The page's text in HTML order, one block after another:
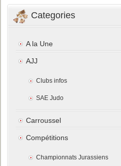
Categories
A la Une
AJJ
Clubs infos
SAE Judo
Carroussel
Compétitions
Championnats Jurassiens